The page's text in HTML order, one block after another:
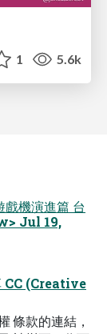
1 5.6k
機演進篇 台
> Jul 19,
CC (Creative
條款的連結，